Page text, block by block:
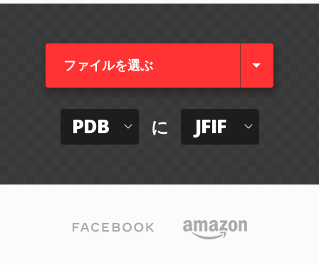
ファイルを選ぶ
PDB に JFIF